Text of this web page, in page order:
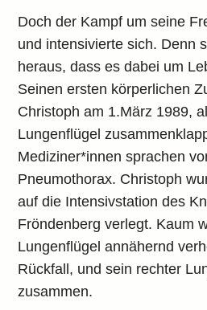
Doch der Kampf um seine
und intensivierte sich. Denn
heraus, dass es dabei um
Seinen ersten körperlichen
Christoph am 1.März 1989,
Lungenflügel
Mediziner*innen sprachen
Pneumothorax. Christoph
auf die Intensivstation des
Fröndenberg verlegt. Kaum
Lungenflügel annähernd
Rückfall, und sein rechter
zusammen.